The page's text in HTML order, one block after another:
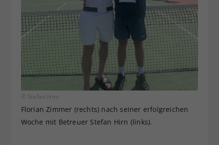
© Stefan Hirn
Florian Zimmer (rechts) nach seiner erfolgreichen
Woche mit Betreuer Stefan Hirn (links).